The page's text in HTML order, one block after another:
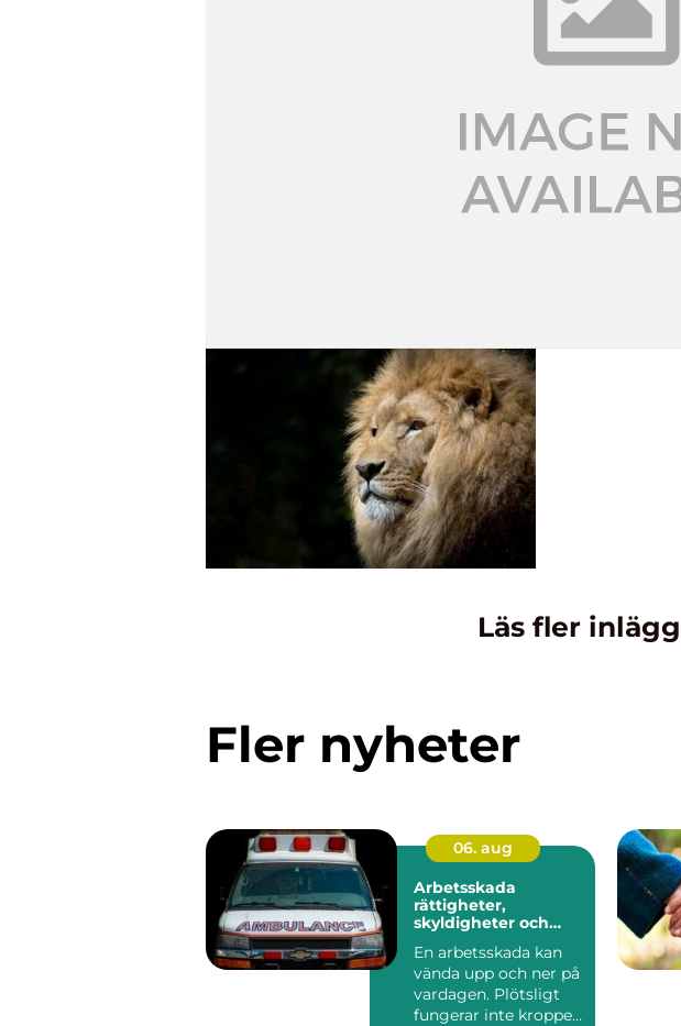
Läs fler
Fler nyheter
06. aug
Arbetsskada
rättigheter,
skyldigheter och
En arbetsskada kan
vända upp och ner på
vardagen. Plötsligt
fungerar inte kroppen